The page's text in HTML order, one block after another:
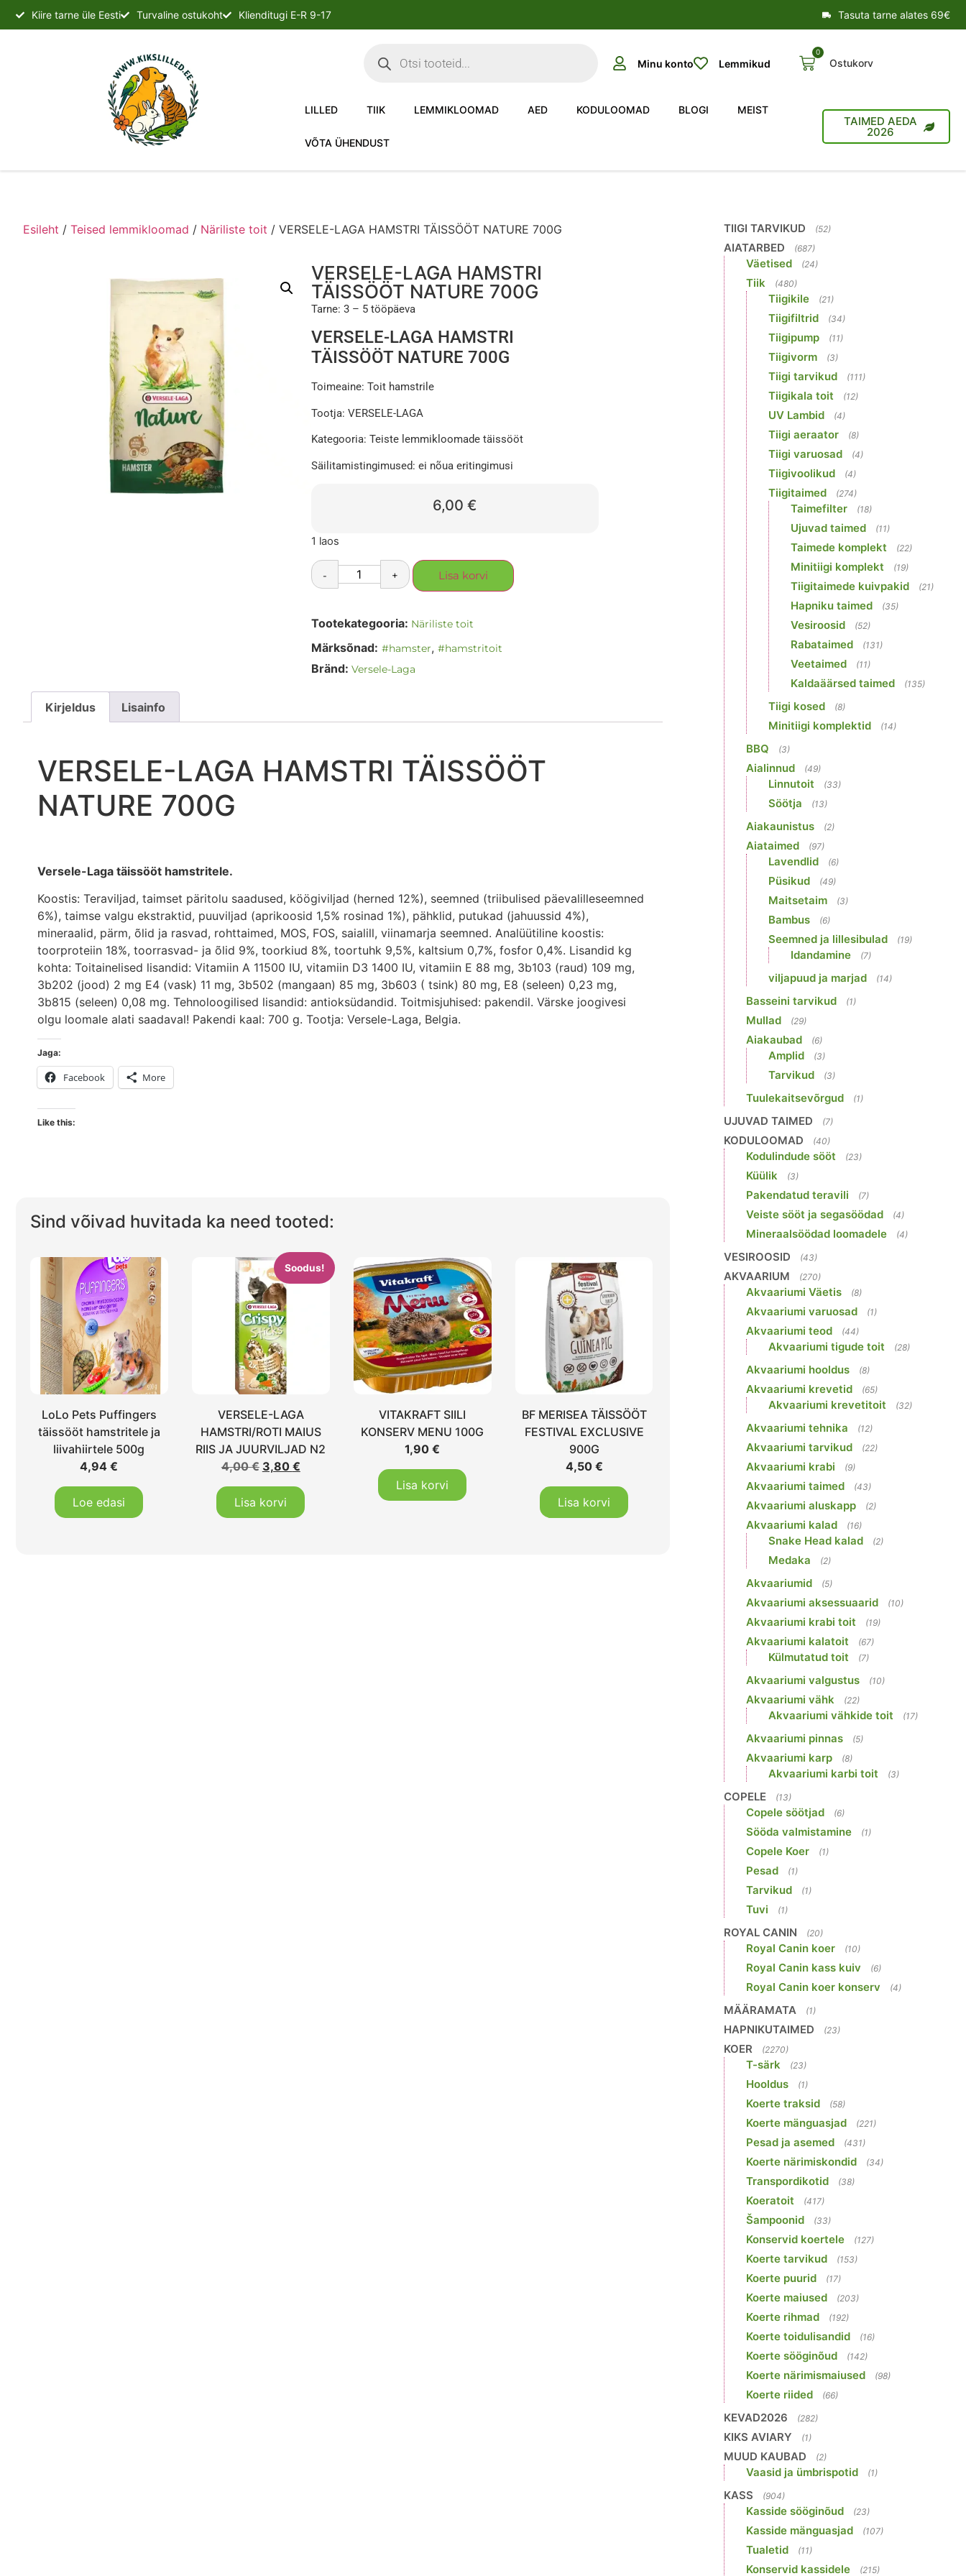
Kiire tarne üle Eesti Turvaline ostukoht Klienditugi E-R 9-17 Tasuta tarne alates 69€
Minu konto Lemmikud
0
Ostukorv
LILLED TIIK LEMMIKLOOMAD AED KODULOOMAD BLOGI MEIST
VÕTA ÜHENDUST
TAIMED AEDA
2026
Esileht / Teised lemmikloomad / Näriliste toit / VERSELE-LAGA HAMSTRI TÄISSÖÖT NATURE 700G
VERSELE-LAGA HAMSTRI
TÄISSÖÖT NATURE 700G
Tarne: 3 – 5 tööpäeva
VERSELE-LAGA HAMSTRI
TÄISSÖÖT NATURE 700G
Toimeaine: Toit hamstrile
Tootja: VERSELE-LAGA
Kategooria: Teiste lemmikloomade täissööt
Säilitamistingimused: ei nõua eritingimusi
6,00€
1 laos
- + Lisa korvi
Tootekategooria: Näriliste toit
Märksõnad: #hamster, #hamstritoit
Bränd: Versele-Laga
Kirjeldus Lisainfo
VERSELE-LAGA HAMSTRI TÄISSÖÖT
NATURE 700G
Versele-Laga täissööt hamstritele.
Koostis: Teraviljad, taimset päritolu saadused, köögiviljad (herned 12%), seemned (triibulised päevalilleseemned
6%), taimse valgu ekstraktid, puuviljad (aprikoosid 1,5% rosinad 1%), pähklid, putukad (jahuussid 4%),
mineraalid, pärm, õlid ja rasvad, rohttaimed, MOS, FOS, saialill, viinamarja seemned. Analüütiline koostis:
toorproteiin 18%, toorrasvad- ja õlid 9%, toorkiud 8%, toortuhk 9,5%, kaltsium 0,7%, fosfor 0,4%. Lisandid kg
kohta: Toitainelised lisandid: Vitamiin A 11500 IU, vitamiin D3 1400 IU, vitamiin E 88 mg, 3b103 (raud) 109 mg,
3b202 (jood) 2 mg E4 (vask) 11 mg, 3b502 (mangaan) 85 mg, 3b603 ( tsink) 80 mg, E8 (seleen) 0,23 mg,
3b815 (seleen) 0,08 mg. Tehnoloogilised lisandid: antioksüdandid. Toitmisjuhised: pakendil. Värske joogivesi
olgu loomale alati saadaval! Pakendi kaal: 700 g. Tootja: Versele-Laga, Belgia.
Jaga:
Facebook More
Like this:
Sind võivad huvitada ka need tooted:
LoLo Pets Puffingers
täissööt hamstritele ja
liivahiirtele 500g
4,94€
Loe edasi
Soodus!
VERSELE-LAGA
HAMSTRI/ROTI MAIUS
RIIS JA JUURVILJAD N2
4,00€ 3,80 €
Lisa korvi
VITAKRAFT SIILI
KONSERV MENU 100G
1,90€
Lisa korvi
BF MERISEA TÄISSÖÖT
FESTIVAL EXCLUSIVE
900G
4,50 €
Lisa korvi
TIIGI TARVIKUD (52)
AIATARBED (687)
Väetised (24)
Tiik (480)
Tiigikile (21)
Tiigifiltrid (34)
Tiigipump (11)
Tiigivorm (3)
Tiigi tarvikud (111)
Tiigikala toit (12)
UV Lambid (4)
Tiigi aeraator (8)
Tiigi varuosad (4)
Tiigivoolikud (4)
Tiigitaimed (274)
Taimefilter (18)
Ujuvad taimed (11)
Taimede komplekt (22)
Minitiigi komplekt (19)
Tiigitaimede kuivpakid (21)
Hapniku taimed (35)
Vesiroosid (52)
Rabataimed (131)
Veetaimed (11)
Kaldaäärsed taimed (135)
Tiigi kosed (8)
Minitiigi komplektid (14)
BBQ (3)
Aialinnud (49)
Linnutoit (33)
Söötja (13)
Aiakaunistus (2)
Aiataimed (97)
Lavendlid (6)
Püsikud (49)
Maitsetaim (3)
Bambus (6)
Seemned ja lillesibulad (19)
Idandamine (7)
viljapuud ja marjad (14)
Basseini tarvikud (1)
Mullad (29)
Aiakaubad (6)
Amplid (3)
Tarvikud (3)
Tuulekaitsevõrgud (1)
UJUVAD TAIMED (7)
KODULOOMAD (40)
Kodulindude sööt (23)
Küülik (3)
Pakendatud teravili (7)
Veiste sööt ja segasöödad (4)
Mineraalsöödad loomadele (4)
VESIROOSID (43)
AKVAARIUM (270)
Akvaariumi Väetis (8)
Akvaariumi varuosad (1)
Akvaariumi teod (44)
Akvaariumi tigude toit (28)
Akvaariumi hooldus (8)
Akvaariumi krevetid (65)
Akvaariumi krevetitoit (32)
Akvaariumi tehnika (12)
Akvaariumi tarvikud (22)
Akvaariumi krabi (9)
Akvaariumi taimed (43)
Akvaariumi aluskapp (2)
Akvaariumi kalad (16)
Snake Head kalad (2)
Medaka (2)
Akvaariumid (5)
Akvaariumi aksessuaarid (10)
Akvaariumi krabi toit (19)
Akvaariumi kalatoit (67)
Külmutatud toit (7)
Akvaariumi valgustus (10)
Akvaariumi vähk (22)
Akvaariumi vähkide toit (17)
Akvaariumi pinnas (5)
Akvaariumi karp (8)
Akvaariumi karbi toit (3)
COPELE (13)
Copele söötjad (6)
Sööda valmistamine (1)
Copele Koer (1)
Pesad (1)
Tarvikud (1)
Tuvi (1)
ROYAL CANIN (20)
Royal Canin koer (10)
Royal Canin kass kuiv (6)
Royal Canin koer konserv (4)
MÄÄRAMATA (1)
HAPNIKUTAIMED (23)
KOER (2270)
T-särk (23)
Hooldus (1)
Koerte traksid (58)
Koerte mänguasjad (221)
Pesad ja asemed (431)
Koerte närimiskondid (34)
Transpordikotid (38)
Koeratoit (417)
Šampoonid (33)
Konservid koertele (127)
Koerte tarvikud (153)
Koerte puurid (17)
Koerte maiused (203)
Koerte rihmad (192)
Koerte toidulisandid (16)
Koerte sööginõud (142)
Koerte närimismaiused (98)
Koerte riided (66)
KEVAD2026 (282)
KIKS AVIARY (1)
MUUD KAUBAD (2)
Vaasid ja ümbrispotid (1)
KASS (904)
Kasside sööginõud (23)
Kasside mänguasjad (107)
Tualetid (11)
Konservid kassidele (215)